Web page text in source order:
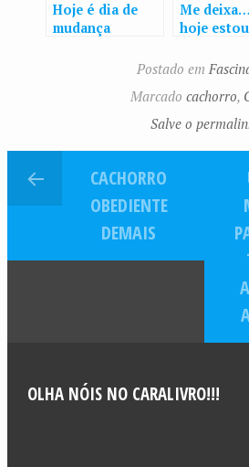
Hoje é dia de
mudança
Me
hoje
Postado em
Marcadocachorro,
Salve o
CACHORRO
OBEDIENTE
DEMAIS
OLHA NÓIS NO CARALIVRO!!!